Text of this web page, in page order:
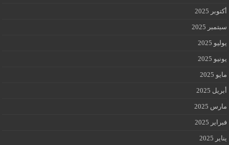
أكتوبر 2025
سبتمبر 2025
يوليو 2025
يونيو 2025
مايو 2025
أبريل 2025
مارس 2025
فبراير 2025
يناير 2025